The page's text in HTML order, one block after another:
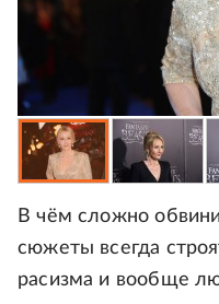
В чём сложно
сюжеты всегда
расизма и вообще